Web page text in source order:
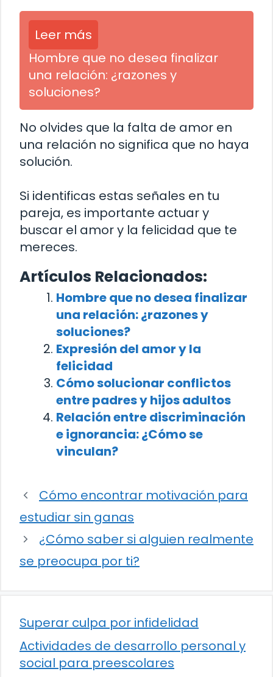
Leer más
Hombre que no desea finalizar
una relación: ¿razones y
soluciones?
No olvides que la falta de amor en
una relación no significa que no haya
solución.
Si identificas estas señales en tu
pareja, es importante actuar y
buscar el amor y la felicidad que te
mereces.
Artículos Relacionados:
Hombre que no desea finalizar
una relación: ¿razones y
soluciones?
Expresión del amor y la
felicidad
Cómo solucionar conflictos
entre padres y hijos adultos
Relación entre discriminación
e ignorancia: ¿Cómo se
vinculan?
Cómo encontrar motivación para
estudiar sin ganas
¿Cómo saber si alguien realmente
se preocupa por ti?
Superar culpa por infidelidad
Actividades de desarrollo personal y
social para preescolares